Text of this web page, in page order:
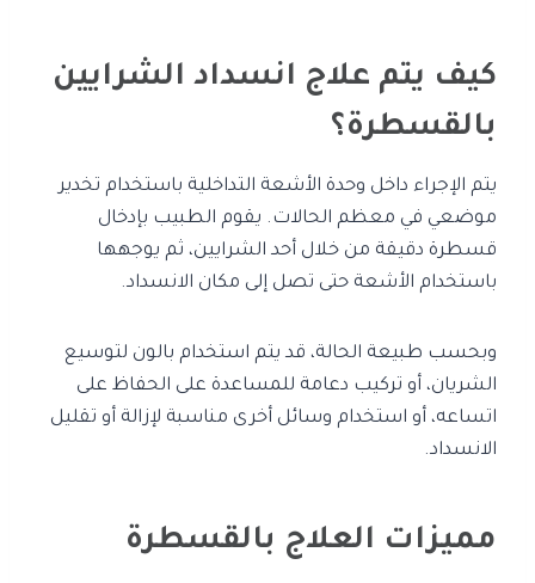
كيف يتم علاج انسداد الشرايين
بالقسطرة؟
يتم الإجراء داخل وحدة الأشعة التداخلية باستخدام تخدير
موضعي في معظم الحالات. يقوم الطبيب بإدخال
قسطرة دقيقة من خلال أحد الشرايين، ثم يوجهها
باستخدام الأشعة حتى تصل إلى مكان الانسداد.
وبحسب طبيعة الحالة، قد يتم استخدام بالون لتوسيع
الشريان، أو تركيب دعامة للمساعدة على الحفاظ على
اتساعه، أو استخدام وسائل أخرى مناسبة لإزالة أو تقليل
الانسداد.
مميزات العلاج بالقسطرة